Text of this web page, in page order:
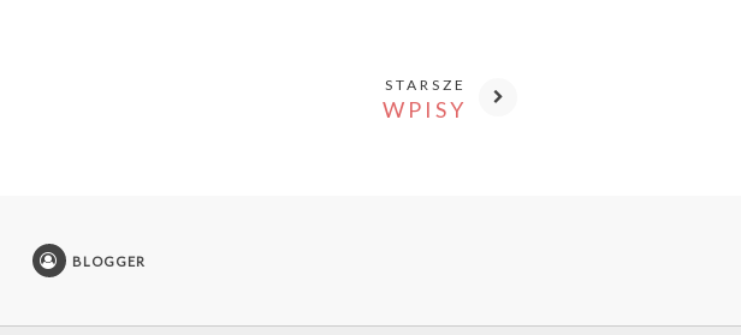
STARSZE
WPISY
BLOGGER